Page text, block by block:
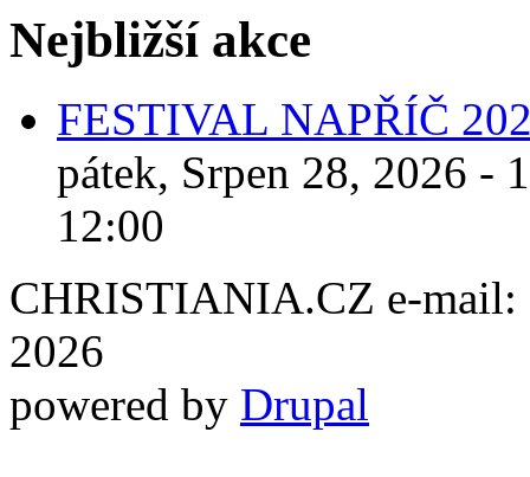
Nejbližší akce
FESTIVAL NAPŘÍČ
pátek, Srpen 28, 2026 -
12:00
CHRISTIANIA.CZ e-mail:
2026
powered by Drupal